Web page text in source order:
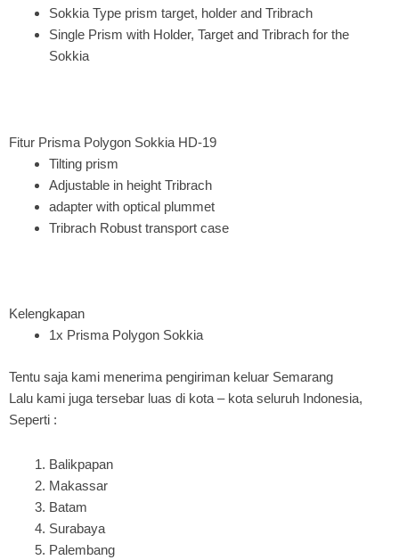
Sokkia Type prism target, holder and Tribrach
Single Prism with Holder, Target and Tribrach for the
Sokkia
Fitur Prisma Polygon Sokkia HD-19
Tilting prism
Adjustable in height Tribrach
adapter with optical plummet
Tribrach Robust transport case
Kelengkapan
1x Prisma Polygon Sokkia
Tentu saja kami menerima pengiriman keluar Semarang
Lalu kami juga tersebar luas di kota – kota seluruh Indonesia,
Seperti :
Balikpapan
Makassar
Batam
Surabaya
Palembang